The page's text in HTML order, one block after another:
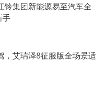
铃集团新能源易至汽车全
手
，艾瑞泽8征服版全场景适